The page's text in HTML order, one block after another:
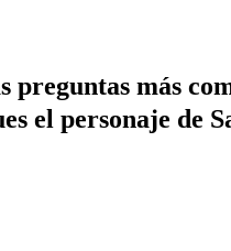
más
el personaje de